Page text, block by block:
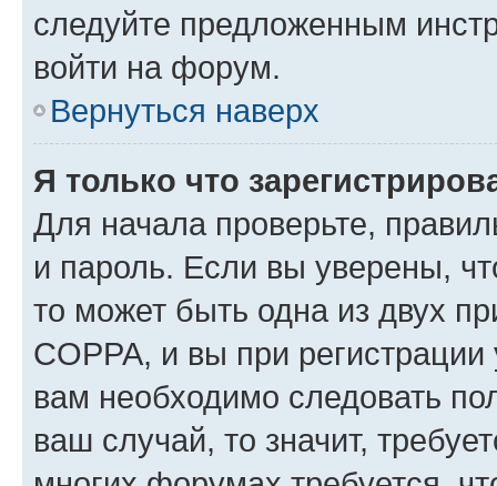
следуйте предложенным
войти на форум.
Вернуться наверх
Я только что
Для начала проверьте,
и пароль. Если вы уверены,
то может быть одна из двух
COPPA, и вы при
вам необходимо следовать
ваш случай, то значит,